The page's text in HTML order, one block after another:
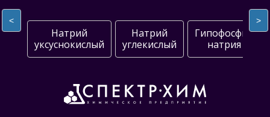
<
Натрий
уксуснокислый
Натрий
углекислый
Гипофосфит
натрия
>